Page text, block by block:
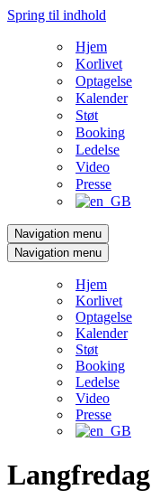
Spring til indhold
Hjem
Korlivet
Optagelse
Kalender
Støt
Booking
Ledelse
Video
Presse
Navigation menu
Navigation menu
Hjem
Korlivet
Optagelse
Kalender
Støt
Booking
Ledelse
Video
Presse
Langfredag